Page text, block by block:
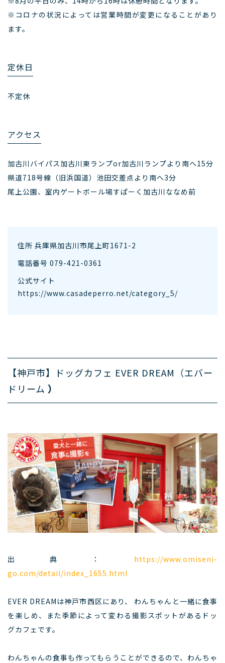
※コロナの状況によっては営業時間が変更になることがあり
ます。
定休日
不定休
アクセス
加古川バイパス加古川東ランプor加古川ランプより南へ15分
県道718号線（旧浜国道）池田交差点より南へ3分
尾上公園、室内ゲートボール場すぱーく加古川ななめ前
住所 兵庫県加古川市尾上町1671-2
電話番号 079-421-0361
公式サイト
https://www.casadeperro.net/category_5/
【神戸市】ドッグカフェ EVER DREAM（エバー
ドリーム ）
出典： https://www.omiseni-
go.com/detail/index_1655.html
EVER DREAMは神戸市西区にあり、 わんちゃんと一緒に食事
を楽しめ、また季節によって変わる撮影スポットがあるドッ
グカフェです。
わんちゃんの食事も作ってもらうことができるので、わんちゃ